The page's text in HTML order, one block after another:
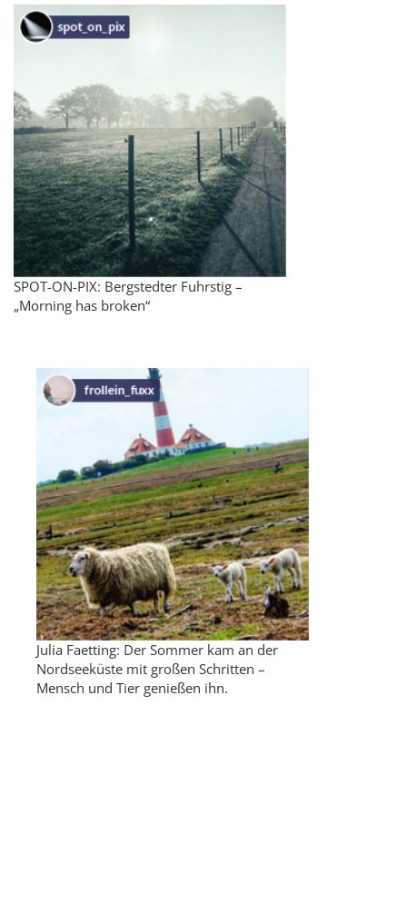
SPOT-ON-PIX: Bergstedter Fuhrstig –
„Morning has broken“
Julia Faetting: Der Sommer kam an der
Nordseeküste mit großen Schritten –
Mensch und Tier genießen ihn.